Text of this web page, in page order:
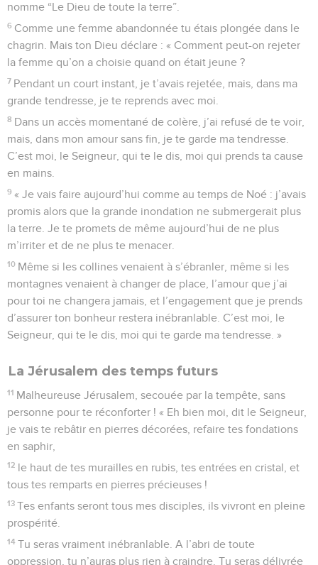
nomme “Le Dieu de toute la terre”.
6 Comme une femme abandonnée tu étais plongée dans le
chagrin. Mais ton Dieu déclare : « Comment peut-on rejeter
la femme qu’on a choisie quand on était jeune ?
7 Pendant un court instant, je t’avais rejetée, mais, dans ma
grande tendresse, je te reprends avec moi.
8 Dans un accès momentané de colère, j’ai refusé de te voir,
mais, dans mon amour sans fin, je te garde ma tendresse.
C’est moi, le Seigneur, qui te le dis, moi qui prends ta cause
en mains.
9 « Je vais faire aujourd’hui comme au temps de Noé : j’avais
promis alors que la grande inondation ne submergerait plus
la terre. Je te promets de même aujourd’hui de ne plus
m’irriter et de ne plus te menacer.
10 Même si les collines venaient à s’ébranler, même si les
montagnes venaient à changer de place, l’amour que j’ai
pour toi ne changera jamais, et l’engagement que je prends
d’assurer ton bonheur restera inébranlable. C’est moi, le
Seigneur, qui te le dis, moi qui te garde ma tendresse. »
La Jérusalem des temps futurs
11 Malheureuse Jérusalem, secouée par la tempête, sans
personne pour te réconforter ! « Eh bien moi, dit le Seigneur,
je vais te rebâtir en pierres décorées, refaire tes fondations
en saphir,
12 le haut de tes murailles en rubis, tes entrées en cristal, et
tous tes remparts en pierres précieuses !
13 Tes enfants seront tous mes disciples, ils vivront en pleine
prospérité.
14 Tu seras vraiment inébranlable. A l’abri de toute
oppression, tu n’auras plus rien à craindre. Tu seras délivrée